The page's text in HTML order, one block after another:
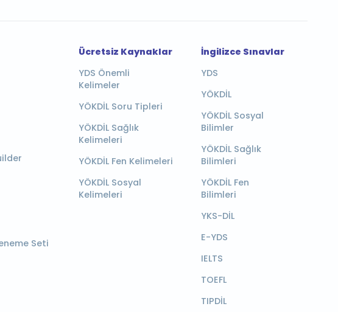
Seti
Ücretsiz Kaynaklar
YDS Önemli
Kelimeler
YÖKDİL Soru Tipleri
YÖKDİL Sağlık
Kelimeleri
YÖKDİL Fen Kelimeleri
YÖKDİL Sosyal
Kelimeleri
İngilizce Sınavlar
YDS
YÖKDİL
YÖKDİL Sosyal
Bilimler
YÖKDİL Sağlık
Bilimleri
YÖKDİL Fen
Bilimleri
YKS-DİL
E-YDS
IELTS
TOEFL
TIPDİL